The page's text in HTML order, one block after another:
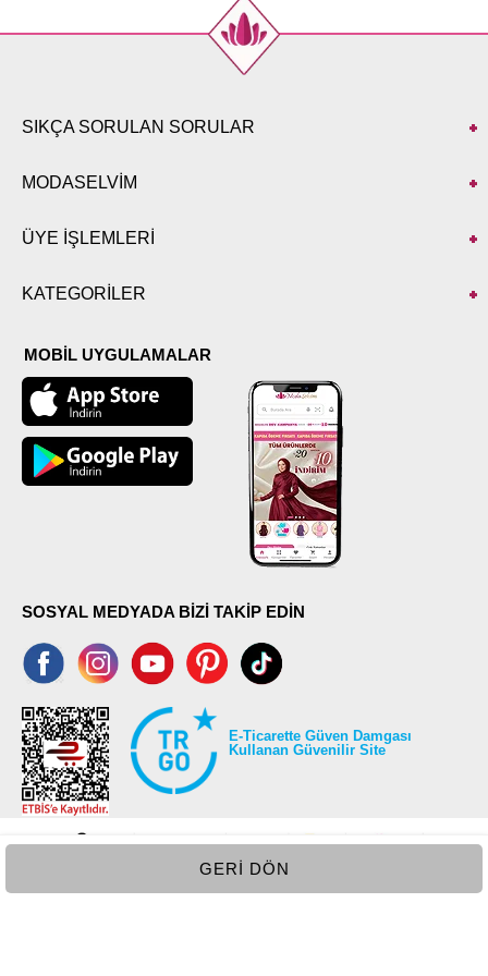
GERI DÖN
SIKÇA SORULAN SORULAR
MODASELVİM
ÜYE İŞLEMLERİ
KATEGORİLER
MOBİL UYGULAMALAR
SOSYAL MEDYADA BİZİ TAKİP EDİN
E-Ticarette Güven Damgası
Kullanan Güvenilir Site